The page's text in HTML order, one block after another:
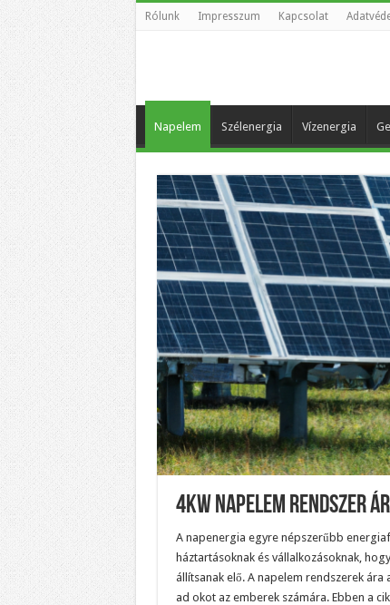
Rólunk Impresszum Kapcsolat
Napelem Szélenergia Vízenergia
4Kw Napelem Rendszer Ár
A napenergia egyre népszerűbb
háztartásoknak és vállalkozásoknak,
állítsanak elő. A napelem rendszerek
ad okot az emberek számára. Ebben a